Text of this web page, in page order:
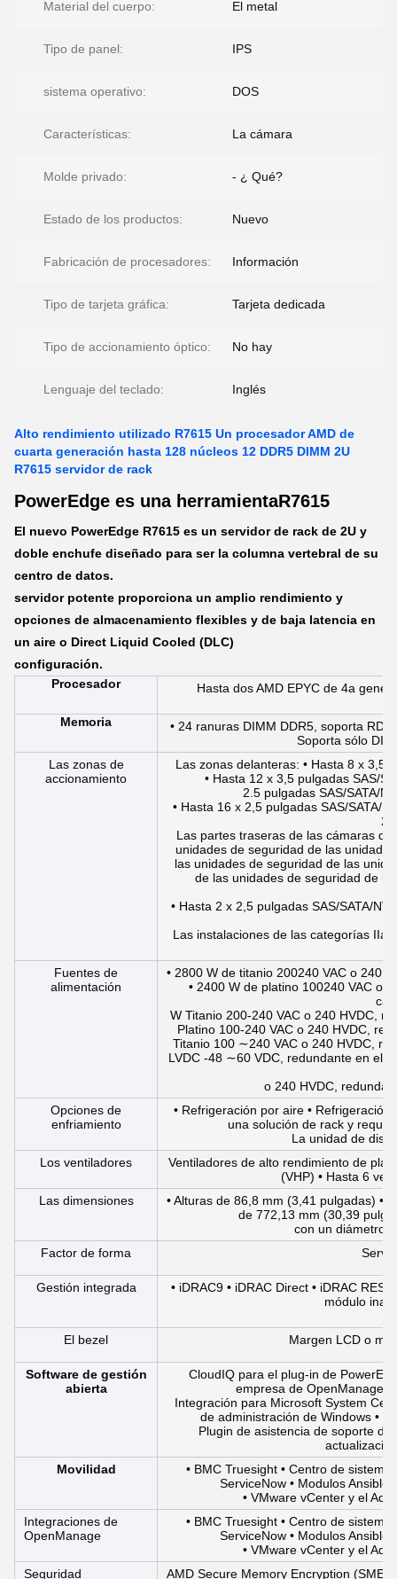
Material del cuerpo: El metal
Tipo de panel: IPS
sistema operativo: DOS
Características: La cámara
Molde privado: - ¿ Qué?
Estado de los productos: Nuevo
Fabricación de procesadores: Información
Tipo de tarjeta gráfica: Tarjeta dedicada
Tipo de accionamiento óptico: No hay
Lenguaje del teclado: Inglés
Alto rendimiento utilizado R7615 Un procesador AMD de
cuarta generación hasta 128 núcleos 12 DDR5 DIMM 2U
R7615 servidor de rack
PowerEdge es una herramientaR7615
El nuevo PowerEdge R7615 es un servidor de rack de 2U y
doble enchufe diseñado para ser la columna vertebral de su
centro de datos.
servidor potente proporciona un amplio rendimiento y
opciones de almacenamiento flexibles y de baja latencia en
un aire o Direct Liquid Cooled (DLC)
configuración.
Procesador
Hasta dos AMD EPYC de 4a
Memoria
• 24 ranuras DIMM DDR5, soporta
Soporta sólo
Las zonas de
accionamiento
Las zonas delanteras: • Hasta 8 x 3,5
• Hasta 12 x 3,5 pulgadas SAS/
2.5 pulgadas SAS/SATA/
• Hasta 16 x 2,5 pulgadas SAS/SATA/
Las partes traseras de las cámaras
unidades de seguridad de las
las unidades de seguridad de las
de las unidades de seguridad de
• Hasta 2 x 2,5 pulgadas SAS/SATA/
Las instalaciones de las categorías IIa
Fuentes de
alimentación
• 2800 W de titanio 200­240 VAC o 240
• 2400 W de platino 100­240 VAC o
W Titanio 200-240 VAC o 240 HVDC,
Platino 100-240 VAC o 240 HVDC,
Titanio 100 ∼240 VAC o 240 HVDC,
LVDC -48 ∼60 VDC, redundante en el
o 240 HVDC,
Opciones de
enfriamiento
• Refrigeración por aire •
una solución de rack y
La unidad de
Los ventiladores
Ventiladores de alto rendimiento de
(VHP) • Hasta 6
Las dimensiones
• Alturas de 86,8 mm (3,41 pulgadas) •
de 772,13 mm (30,39
con un diámetro
Factor de forma
Gestión integrada
• iDRAC9 • iDRAC Direct • iDRAC
módulo
El bezel Margen LCD o
Software de gestión
abierta
CloudIQ para el plug-in de
empresa de OpenManage
Integración para Microsoft System
de administración de Windows •
Plugin de asistencia de soporte
Movilidad
• BMC Truesight • Centro de
ServiceNow • Modulos Ansible
• VMware vCenter y el
Integraciones de
OpenManage
• BMC Truesight • Centro de
ServiceNow • Modulos Ansible
• VMware vCenter y el
Seguridad
AMD Secure Memory Encryption (SME)